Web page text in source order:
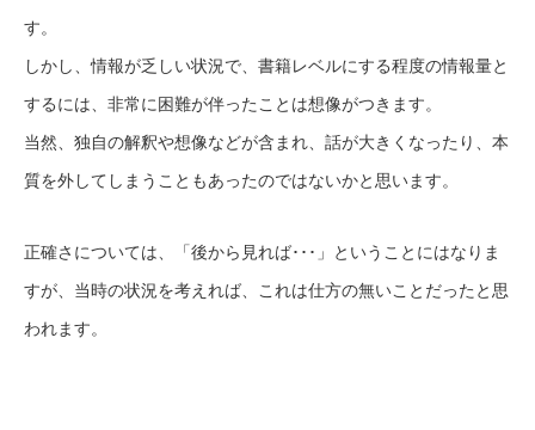
す。
しかし、情報が乏しい状況で、書籍レベルにする程度の情報量と
するには、非常に困難が伴ったことは想像がつきます。
当然、独自の解釈や想像などが含まれ、話が大きくなったり、本
質を外してしまうこともあったのではないかと思います。
正確さについては、「後から見れば･･･」ということにはなりま
すが、当時の状況を考えれば、これは仕方の無いことだったと思
われます。